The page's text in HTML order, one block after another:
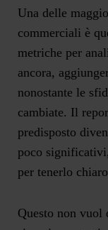
Una delle
commerciali è
metriche per
ancora,
nonostante le
cambiate. Il
predisposto
poco
per tenerlo
Questo non vuol